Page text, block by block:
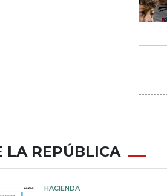
LA REPÚBLICA
HACIENDA